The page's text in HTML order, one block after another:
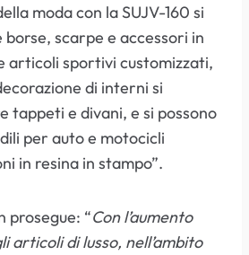
moda con la SUJV-160 si
scarpe e accessori in
articoli sportivi customizzati,
di interni si
tappeti e divani, e si possono
per auto e motocicli
in resina in stampo”.
prosegue: “Con l’aumento
articoli di lusso, nell’ambito